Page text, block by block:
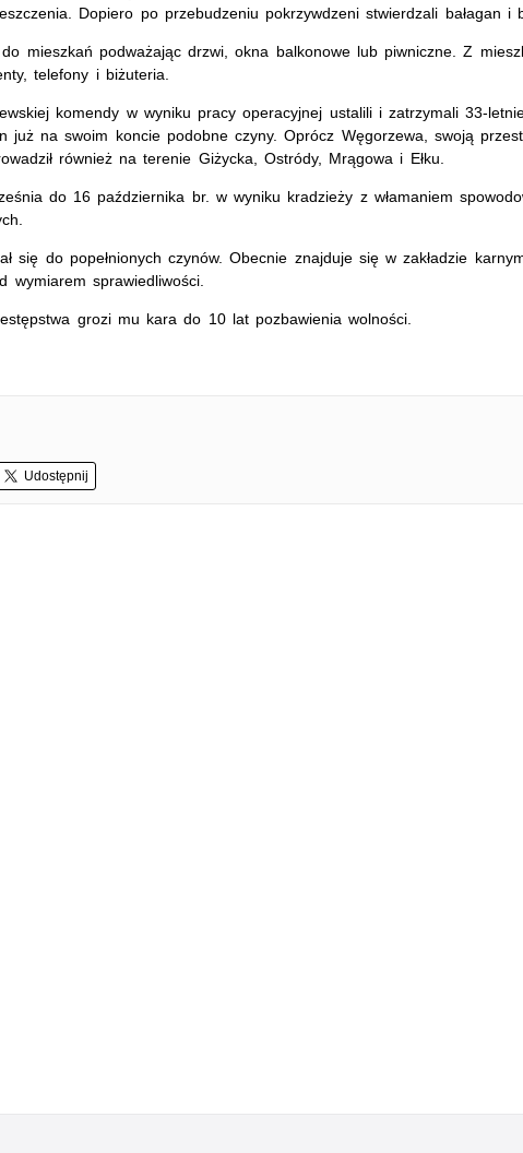
Dopiero po przebudzeniu pokrzywdzeni stwierdzali bałagan i
do mieszkań podważając drzwi, okna balkonowe lub piwniczne. Z
telefony i biżuteria.
komendy w wyniku pracy operacyjnej ustalili i zatrzymali 33-
już na swoim koncie podobne czyny. Oprócz Węgorzewa, swoją
również na terenie Giżycka, Ostródy, Mrągowa i Ełku.
do 16 października br. w wyniku kradzieży z włamaniem
się do popełnionych czynów. Obecnie znajduje się w zakładzie
wymiarem sprawiedliwości.
grozi mu kara do 10 lat pozbawienia wolności.
Udostępnij